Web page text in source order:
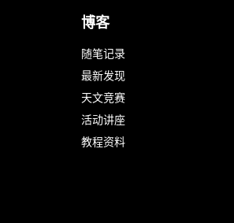
博客
随笔记录
最新发现
天文竞赛
活动讲座
教程资料